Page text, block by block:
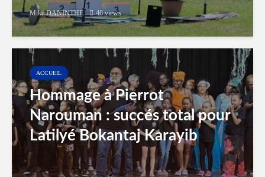
Mike DANINTHE 46 views
ACCUEIL
Hommage à Pierrot
Narouman : succés total pour
Latilyé Bokantaj Karayib